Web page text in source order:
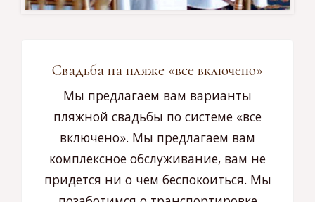
Свадьба на пляже «все включено»
Мы предлагаем вам варианты
пляжной свадьбы по системе «все
включено». Мы предлагаем вам
комплексное обслуживание, вам не
придется ни о чем беспокоиться. Мы
позаботимся о транспортировке